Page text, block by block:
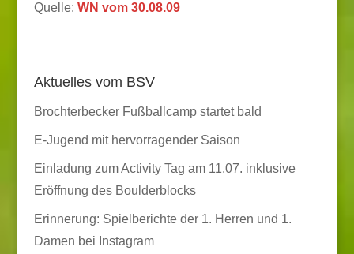
Quelle: WN vom 30.08.09
Aktuelles vom BSV
Brochterbecker Fußballcamp startet bald
E-Jugend mit hervorragender Saison
Einladung zum Activity Tag am 11.07. inklusive
Eröffnung des Boulderblocks
Erinnerung: Spielberichte der 1. Herren und 1.
Damen bei Instagram